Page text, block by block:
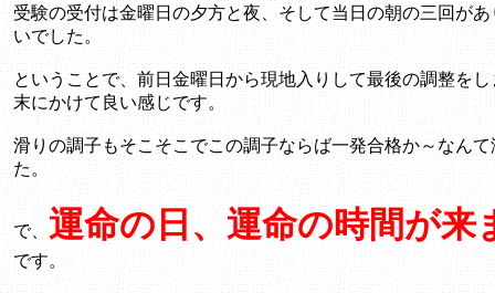
受験の受付は金曜日の夕方と夜、そして当日の朝の三回が
いでした。
ということで、前日金曜日から現地入りして最後の調整を
末にかけて良い感じです。
滑りの調子もそこそこでこの調子ならば一発合格か～なん
た。
で、 運命の日、運命の時間が来
です。